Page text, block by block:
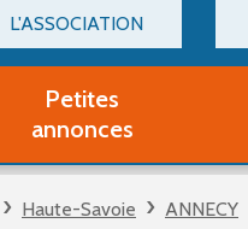
L'ASSOCIATION
Billetterie
adhérent Groupe Vocal
adhérent Partenaire
un compte Découverte
Petites
annonces
d'occasion
Haute-Savoie ANNECY